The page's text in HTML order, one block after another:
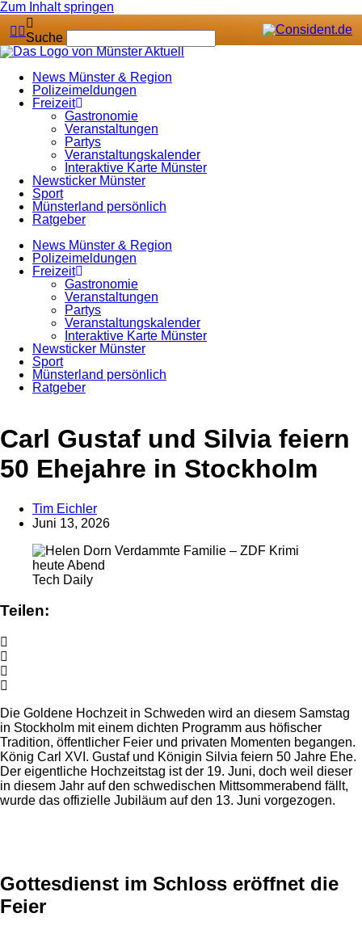
Zum Inhalt springen
Suche
News Münster & Region
Polizeimeldungen
Freizeit
Gastronomie
Veranstaltungen
Partys
Veranstaltungskalender
Interaktive Karte Münster
Newsticker Münster
Sport
Münsterland persönlich
Ratgeber
News Münster & Region
Polizeimeldungen
Freizeit
Gastronomie
Veranstaltungen
Partys
Veranstaltungskalender
Interaktive Karte Münster
Newsticker Münster
Sport
Münsterland persönlich
Ratgeber
Anzeige
Carl Gustaf und Silvia feiern
50 Ehejahre in Stockholm
Tim Eichler
Juni 13, 2026
Tech Daily
Teilen:
Die Goldene Hochzeit in Schweden wird an diesem Samstag
in Stockholm mit einem dichten Programm aus höfischer
Tradition, öffentlicher Feier und privaten Momenten begangen.
König Carl XVI. Gustaf und Königin Silvia feiern 50 Jahre Ehe.
Der eigentliche Hochzeitstag ist der 19. Juni, doch weil dieser
in diesem Jahr auf den schwedischen Mittsommerabend fällt,
wurde das offizielle Jubiläum auf den 13. Juni vorgezogen.
Gottesdienst im Schloss eröffnet die
Feier